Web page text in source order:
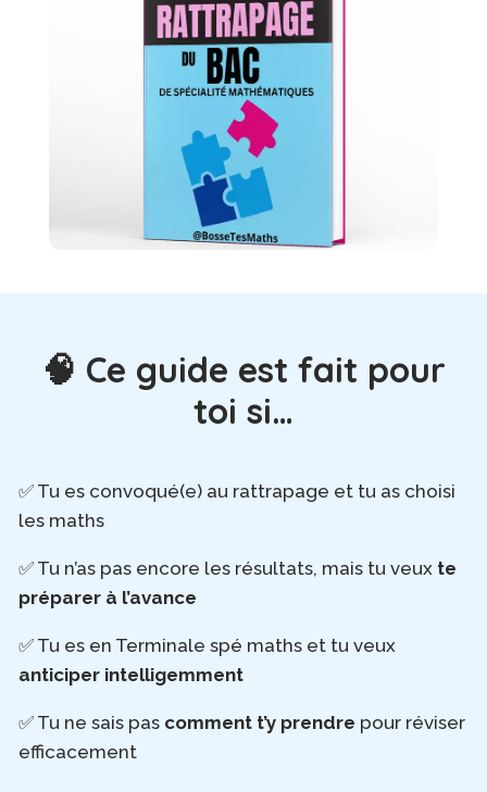
🧠 Ce guide est fait pour
toi si…
✅ Tu es convoqué(e) au rattrapage et tu as choisi
les maths
✅ Tu n’as pas encore les résultats, mais tu veux te
préparer à l’avance
✅ Tu es en Terminale spé maths et tu veux
anticiper intelligemment
✅ Tu ne sais pas comment t’y prendre pour réviser
efficacement